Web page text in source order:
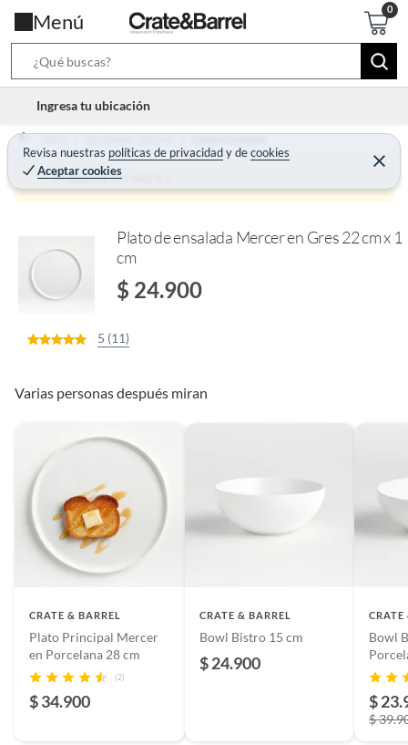
Menú
e
r
c
B
r
t
Ingresa tu ubicación
Revisa nuestras políticas de privacidadydecookies
Aceptar cookies
C
e
r
Home Decohogar - Menaje Menaje Comedor
Producto sin stock :(
Plato de ensalada Mercer en Gres 22 cm x 1
cm
$ 24.900
5 (11)
Varias personas después miran
CRATE & BARREL
Plato Principal Mercer
en Porcelana 28 cm
(2)
$ 34.900
CRATE & BARREL
Bowl Bistro 15 cm
$ 24.900
CRATE
Bowl
cm
$
$